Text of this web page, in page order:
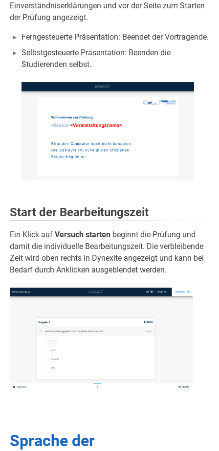
Einverständniserklärungen und vor der Seite zum Starten
der Prüfung angezeigt.
Ferngesteuerte Präsentation: Beendet der Vortragende.
Selbstgesteuerte Präsentation: Beenden die
Studierenden selbst.
Start der Bearbeitungszeit
Ein Klick auf Versuch starten beginnt die Prüfung und
damit die individuelle Bearbeitungszeit. Die verbleibende
Zeit wird oben rechts in Dynexite angezeigt und kann bei
Bedarf durch Anklicken ausgeblendet werden.
Sprache der